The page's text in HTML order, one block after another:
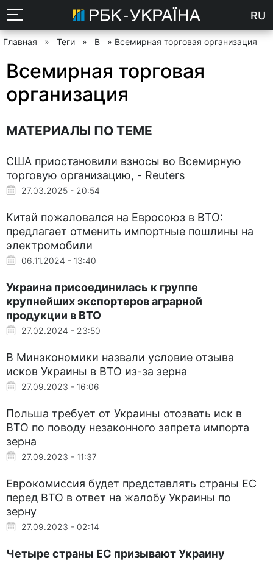
RU
Главная » Теги » В » Всемирная торговая организация
Всемирная торговая
организация
МАТЕРИАЛЫ ПО ТЕМЕ
США приостановили взносы во Всемирную
торговую организацию, - Reuters
27.03.2025 - 20:54
Китай пожаловался на Евросоюз в ВТО:
предлагает отменить импортные пошлины на
электромобили
06.11.2024 - 13:40
Украина присоединилась к группе
крупнейших экспортеров аграрной
продукции в ВТО
27.02.2024 - 23:50
В Минэкономики назвали условие отзыва
исков Украины в ВТО из-за зерна
27.09.2023 - 16:06
Польша требует от Украины отозвать иск в
ВТО по поводу незаконного запрета импорта
зерна
27.09.2023 - 11:37
Еврокомиссия будет представлять страны ЕС
перед ВТО в ответ на жалобу Украины по
зерну
27.09.2023 - 02:14
Четыре страны ЕС призывают Украину